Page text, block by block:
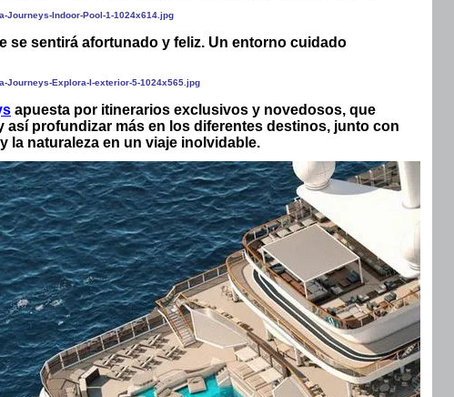
se sentirá afortunado y feliz. Un entorno cuidado
apuesta por itinerarios exclusivos y novedosos, que
profundizar más en los diferentes destinos, junto con
la naturaleza en un viaje inolvidable.